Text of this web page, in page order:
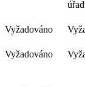
Vyžadováno
Vyžadováno